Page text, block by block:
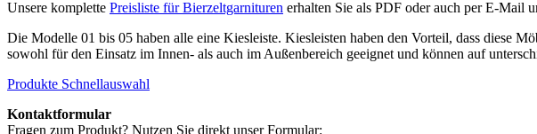
Unsere komplette Preisliste für Bierzeltgarnituren erhalten Sie als PDF oder auch per E-Mail
Die Modelle 01 bis 05 haben alle eine Kiesleiste. Kiesleisten haben den Vorteil, dass diese
sowohl für den Einsatz im Innen- als auch im Außenbereich geeignet und können auf
Produkte Schnellauswahl
Kontaktformular
Fragen zum Produkt? Nutzen Sie direkt unser Formular: